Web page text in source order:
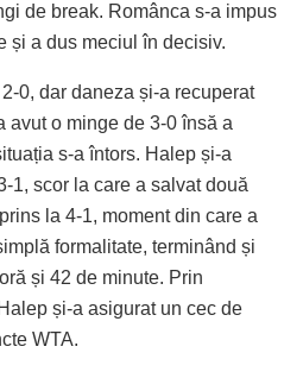
de break. Românca s-a impus
și a dus meciul în decisiv.
0, dar daneza și-a recuperat
avut o minge de 3-0 însă a
s-a întors. Halep și-a
1, scor la care a salvat două
la 4-1, moment din care a
formalitate, terminând și
și 42 de minute. Prin
și-a asigurat un cec de
WTA.